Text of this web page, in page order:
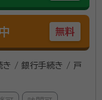
無料
き / 銀行手続き / 戸